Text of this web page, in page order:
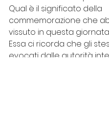
Qual è il significato della
commemorazione che
vissuto in questa
Essa ci ricorda che gli
evocati dalle autorità